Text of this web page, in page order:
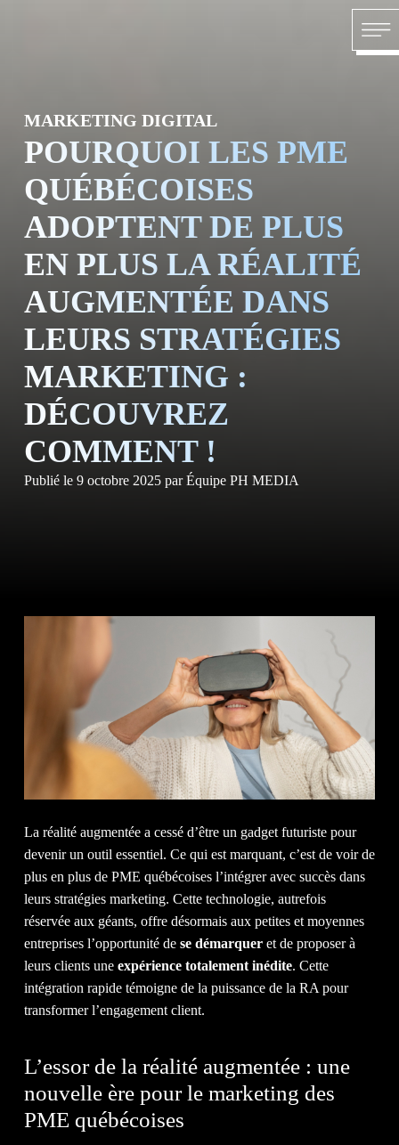
À
NOS
NOS
MARKETING DIGITAL
POURQUOI LES PME
QUÉBÉCOISES
ADOPTENT DE PLUS
EN PLUS LA RÉALITÉ
AUGMENTÉE DANS
LEURS STRATÉGIES
MARKETING :
DÉCOUVREZ
COMMENT !
Publié le 9 octobre 2025 par Équipe PH MEDIA
La réalité augmentée a cessé d’être un gadget futuriste pour
devenir un outil essentiel. Ce qui est marquant, c’est de voir de
plus en plus de PME québécoises l’intégrer avec succès dans
leurs stratégies marketing. Cette technologie, autrefois
réservée aux géants, offre désormais aux petites et moyennes
entreprises l’opportunité de se démarquer et de proposer à
leurs clients une expérience totalement inédite. Cette
intégration rapide témoigne de la puissance de la RA pour
transformer l’engagement client.
L’essor de la réalité augmentée : une
nouvelle ère pour le marketing des
PME québécoises